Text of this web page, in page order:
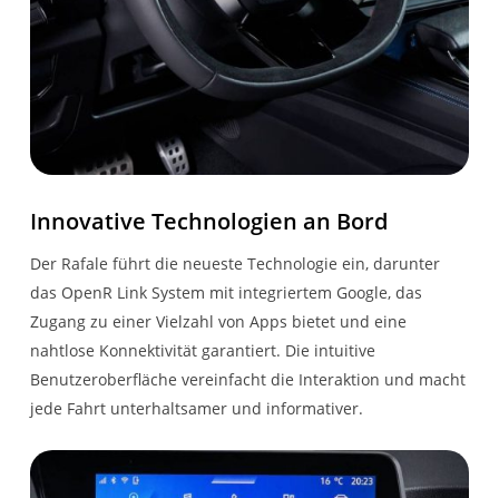
Fahrzeugcharakteristik
Elektronische
Stabilitätskontrolle mit
Berganfahrhilfe
2-Zonen-Klimaautomatik
Beifahrerairbag
Lenkrad aus TEP mit
Geräuschsimulator Heckscheibe beheizbar
Adaptiver Tempopilot Akustik-Verglasung vorne
3. Bremslicht
Zentralverriegelung mit
Fernbedienung
mit Auto Hold
Innovative Technologien an Bord
Der Rafale führt die neueste Technologie ein, darunter
das OpenR Link System mit integriertem Google, das
Zugang zu einer Vielzahl von Apps bietet und eine
nahtlose Konnektivität garantiert. Die intuitive
Benutzeroberfläche vereinfacht die Interaktion und macht
jede Fahrt unterhaltsamer und informativer.